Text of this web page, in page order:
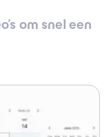
om snel een